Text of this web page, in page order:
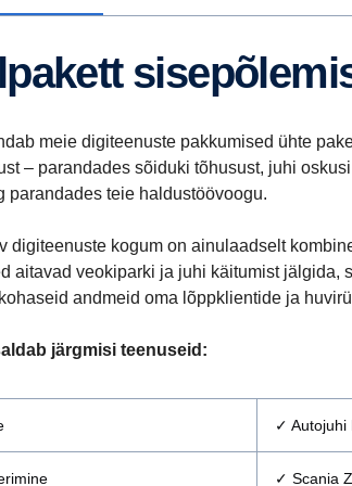
meie digiteenuste pakkumised ühte
– parandades sõiduki tõhusust, juhi
parandades teie haldustöövoogu.
digiteenuste kogum on ainulaadselt
aitavad veokiparki ja juhi käitumist jälgida,
andmeid oma lõppklientide ja
järgmisi teenuseid:
✓ Autojuhi
✓ Scania